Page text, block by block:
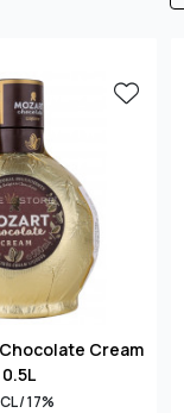
Cream
0.5L
/ 17%